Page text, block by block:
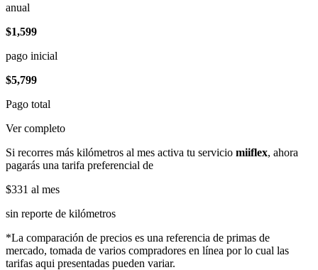
anual
$1,599
pago inicial
$5,799
Pago total
Ver completo
Si recorres más kilómetros al mes activa tu servicio miiflex, ahora
pagarás una tarifa preferencial de
$331 al mes
sin reporte de kilómetros
*La comparación de precios es una referencia de primas de
mercado, tomada de varios compradores en línea por lo cual las
tarifas aqui presentadas pueden variar.